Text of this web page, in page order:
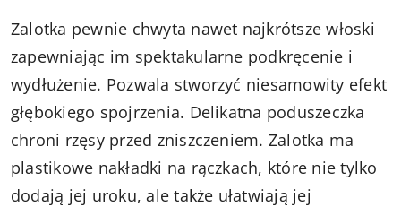
Zalotka pewnie chwyta nawet najkrótsze włoski
zapewniając im spektakularne podkręcenie i
wydłużenie. Pozwala stworzyć niesamowity efekt
głębokiego spojrzenia. Delikatna poduszeczka
chroni rzęsy przed zniszczeniem. Zalotka ma
plastikowe nakładki na rączkach, które nie tylko
dodają jej uroku, ale także ułatwiają jej